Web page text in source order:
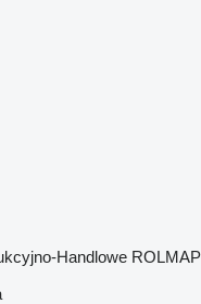
Handlowe